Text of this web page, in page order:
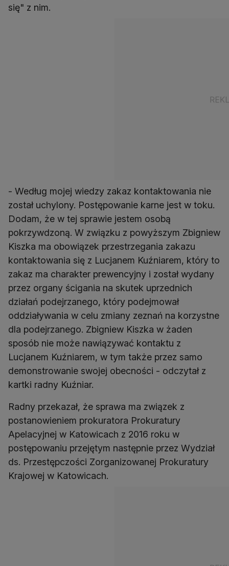
się" z nim.
- Według mojej wiedzy zakaz kontaktowania nie
został uchylony. Postępowanie karne jest w toku.
Dodam, że w tej sprawie jestem osobą
pokrzywdzoną. W związku z powyższym Zbigniew
Kiszka ma obowiązek przestrzegania zakazu
kontaktowania się z Lucjanem Kuźniarem, który to
zakaz ma charakter prewencyjny i został wydany
przez organy ścigania na skutek uprzednich
działań podejrzanego, który podejmował
oddziaływania w celu zmiany zeznań na korzystne
dla podejrzanego. Zbigniew Kiszka w żaden
sposób nie może nawiązywać kontaktu z
Lucjanem Kuźniarem, w tym także przez samo
demonstrowanie swojej obecności - odczytał z
kartki radny Kuźniar.
Radny przekazał, że sprawa ma związek z
postanowieniem prokuratora Prokuratury
Apelacyjnej w Katowicach z 2016 roku w
postępowaniu przejętym następnie przez Wydział
ds. Przestępczości Zorganizowanej Prokuratury
Krajowej w Katowicach.